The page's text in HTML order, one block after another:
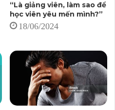
“Là giảng viên, làm sao để
học viên yêu mến mình?”
18/06/2024